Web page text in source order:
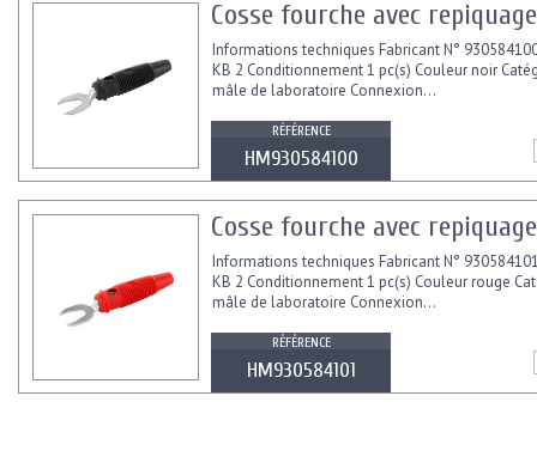
Cosse fourche avec
Informations techniques Fabricant N°
KB 2 Conditionnement 1 pc(s) Couleur noir
mâle de laboratoire Connexion...
RÉFÉRENCE
HM930584100
Cosse fourche avec
Informations techniques Fabricant N°
KB 2 Conditionnement 1 pc(s) Couleur rouge
mâle de laboratoire Connexion...
RÉFÉRENCE
HM930584101